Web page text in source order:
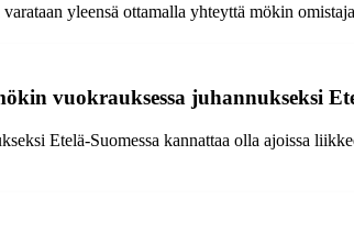
yleensä ottamalla yhteyttä mökin
vuokrauksessa juhannukseksi
Etelä-Suomessa kannattaa olla ajoissa